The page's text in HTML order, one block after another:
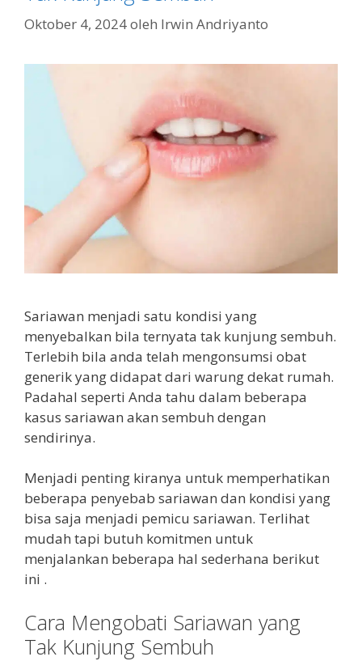
Oktober 4, 2024oleh Irwin Andriyanto
Sariawan menjadi satu kondisi yang
menyebalkan bila ternyata tak kunjung sembuh.
Terlebih bila anda telah mengonsumsi obat
generik yang didapat dari warung dekat rumah.
Padahal seperti Anda tahu dalam beberapa
kasus sariawan akan sembuh dengan
sendirinya.
Menjadi penting kiranya untuk memperhatikan
beberapa penyebab sariawan dan kondisi yang
bisa saja menjadi pemicu sariawan. Terlihat
mudah tapi butuh komitmen untuk
menjalankan beberapa hal sederhana berikut
ini .
Cara Mengobati Sariawan yang
Tak Kunjung Sembuh